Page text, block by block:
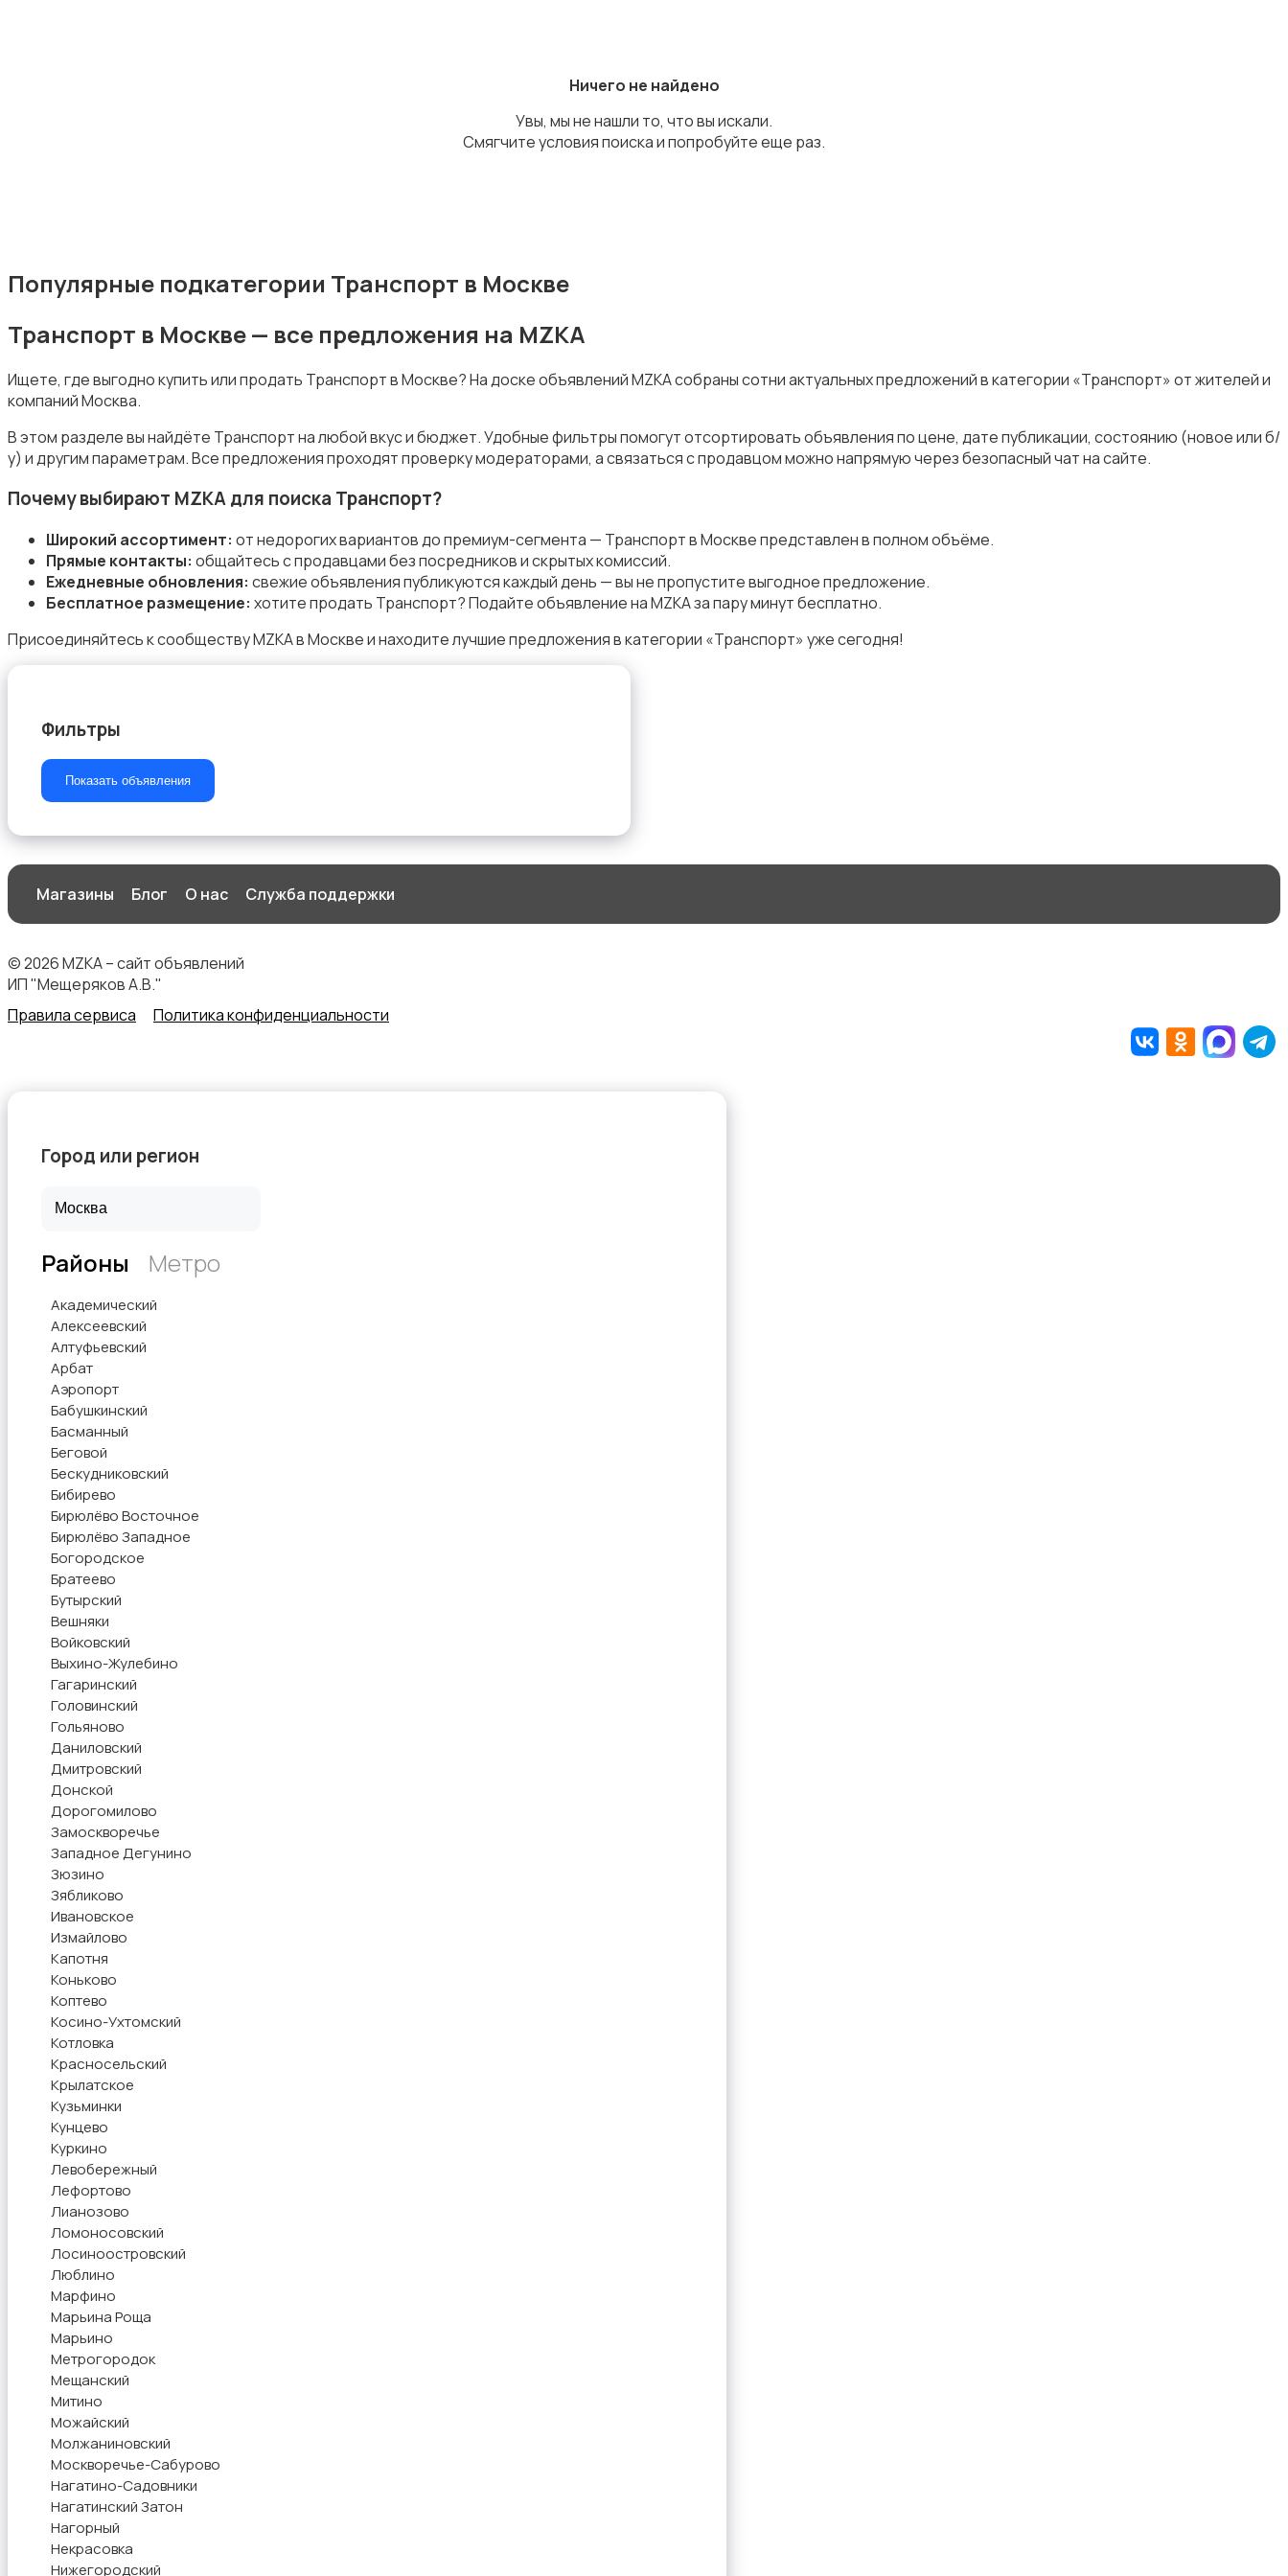
Ничего не найдено
Увы, мы не нашли то, что вы искали.
Смягчите условия поиска и попробуйте еще раз.
Популярные подкатегории Транспорт в Москве
Транспорт в Москве — все предложения на MZKA
Ищете, где выгодно купить или продать Транспорт в Москве? На доске объявлений MZKA собраны сотни актуальных предложений в категории «Транспорт» от жителей и
компаний Москва.
В этом разделе вы найдёте Транспорт на любой вкус и бюджет. Удобные фильтры помогут отсортировать объявления по цене, дате публикации, состоянию (новое или б/
у) и другим параметрам. Все предложения проходят проверку модераторами, а связаться с продавцом можно напрямую через безопасный чат на сайте.
Почему выбирают MZKA для поиска Транспорт?
Широкий ассортимент: от недорогих вариантов до премиум-сегмента — Транспорт в Москве представлен в полном объёме.
Прямые контакты: общайтесь с продавцами без посредников и скрытых комиссий.
Ежедневные обновления: свежие объявления публикуются каждый день — вы не пропустите выгодное предложение.
Бесплатное размещение: хотите продать Транспорт? Подайте объявление на MZKA за пару минут бесплатно.
Присоединяйтесь к сообществу MZKA в Москве и находите лучшие предложения в категории «Транспорт» уже сегодня!
Фильтры
Показать объявления
Магазины Блог О нас Служба поддержки
© 2026 MZKA – сайт объявлений
ИП "Мещеряков А.В."
Правила сервиса
Политика конфиденциальности
Город или регион
Районы Метро
Академический
Алексеевский
Алтуфьевский
Арбат
Аэропорт
Бабушкинский
Басманный
Беговой
Бескудниковский
Бибирево
Бирюлёво Восточное
Бирюлёво Западное
Богородское
Братеево
Бутырский
Вешняки
Войковский
Выхино-Жулебино
Гагаринский
Головинский
Гольяново
Даниловский
Дмитровский
Донской
Дорогомилово
Замоскворечье
Западное Дегунино
Зюзино
Зябликово
Ивановское
Измайлово
Капотня
Коньково
Коптево
Косино-Ухтомский
Котловка
Красносельский
Крылатское
Кузьминки
Кунцево
Куркино
Левобережный
Лефортово
Лианозово
Ломоносовский
Лосиноостровский
Люблино
Марфино
Марьина Роща
Марьино
Метрогородок
Мещанский
Митино
Можайский
Молжаниновский
Москворечье-Сабурово
Нагатино-Садовники
Нагатинский Затон
Нагорный
Некрасовка
Нижегородский